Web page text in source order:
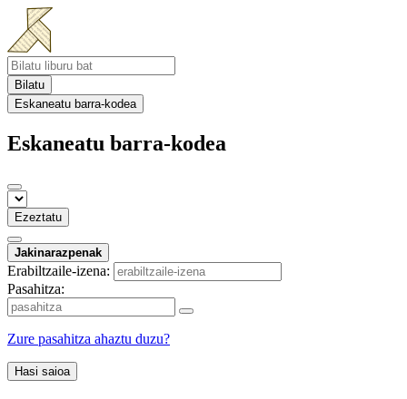
Bilatu
Eskaneatu barra-kodea
Eskaneatu barra-kodea
Ezeztatu
Jakinarazpenak
Erabiltzaile-izena:
Pasahitza:
Zure pasahitza ahaztu duzu?
Hasi saioa